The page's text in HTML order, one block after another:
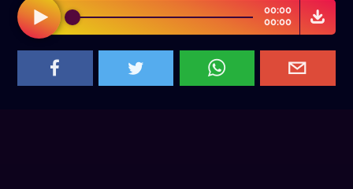
00:00
00:00